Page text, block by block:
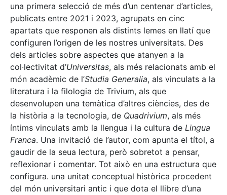
una primera selecció de més d’un centenar d’articles,
publicats entre 2021 i 2023, agrupats en cinc
apartats que responen als distints lemes en llatí que
configuren l’origen de les nostres universitats. Des
dels articles sobre aspectes que atanyen a la
col·lectivitat d’Universitas, als més relacionats amb el
món acadèmic de l’Studia Generalia, als vinculats a la
literatura i la filologia de Trivium, als que
desenvolupen una temàtica d’altres ciències, des de
la història a la tecnologia, de Quadrivium, als més
íntims vinculats amb la llengua i la cultura de Lingua
Franca. Una invitació de l’autor, com apunta el títol, a
gaudir de la seua lectura, però sobretot a pensar,
reflexionar i comentar. Tot això en una estructura que
configura. una unitat conceptual històrica procedent
del món universitari antic i que dota el llibre d’una